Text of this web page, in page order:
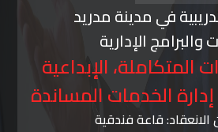
في مدينة مدريد
والبرامج الإدارية
المتكاملة، الإبداعية
الخدمات المساندة
قاعة فندقية